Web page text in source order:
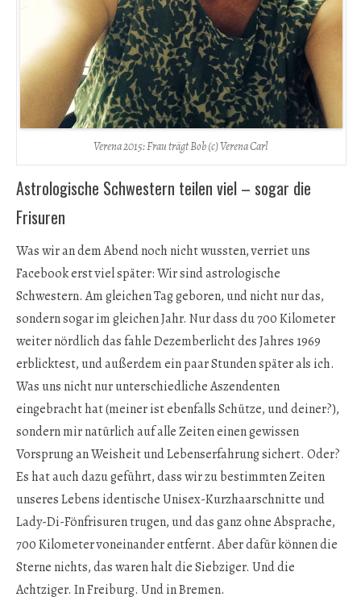
Verena 2015: Frau trägt Bob (c) Verena Carl
Astrologische Schwestern teilen viel – sogar die
Frisuren
Was wir an dem Abend noch nicht wussten, verriet uns
Facebook erst viel später: Wir sind astrologische
Schwestern. Am gleichen Tag geboren, und nicht nur das,
sondern sogar im gleichen Jahr. Nur dass du 700 Kilometer
weiter nördlich das fahle Dezemberlicht des Jahres 1969
erblicktest, und außerdem ein paar Stunden später als ich.
Was uns nicht nur unterschiedliche Aszendenten
eingebracht hat (meiner ist ebenfalls Schütze, und deiner?),
sondern mir natürlich auf alle Zeiten einen gewissen
Vorsprung an Weisheit und Lebenserfahrung sichert. Oder?
Es hat auch dazu geführt, dass wir zu bestimmten Zeiten
unseres Lebens identische Unisex-Kurzhaarschnitte und
Lady-Di-Fönfrisuren trugen, und das ganz ohne Absprache,
700 Kilometer voneinander entfernt. Aber dafür können die
Sterne nichts, das waren halt die Siebziger. Und die
Achtziger. In Freiburg. Und in Bremen.